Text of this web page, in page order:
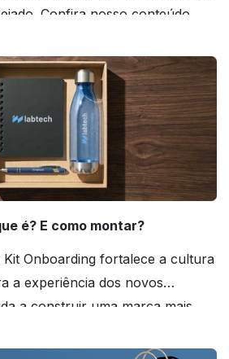
Confira nosso conteúdo
é? E como montar?
Onboarding fortalece a cultura
a experiência dos novos
a construir uma marca mais